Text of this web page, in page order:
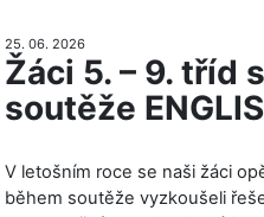
25. 06. 2026
Žáci 5. – 9. tříd
soutěže
V letošním roce se naši žáci
během soutěže vyzkoušeli